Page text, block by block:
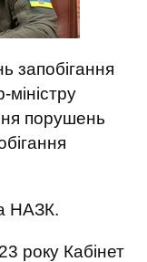
запобігання
міністру
порушень
НАЗК.
року Кабінет